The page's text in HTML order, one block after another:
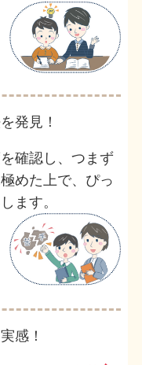
発見！
確認し、つまず
めた上で、ぴっ
ます。
感！